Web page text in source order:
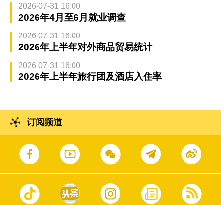
2026-07-31 16:00
2026年4月至6月就业调查
2026-07-31 16:00
2026年上半年对外商品贸易统计
2026-07-31 16:00
2026年上半年旅行团及酒店入住率
订阅频道